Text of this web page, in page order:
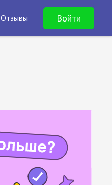
Отзывы Войти